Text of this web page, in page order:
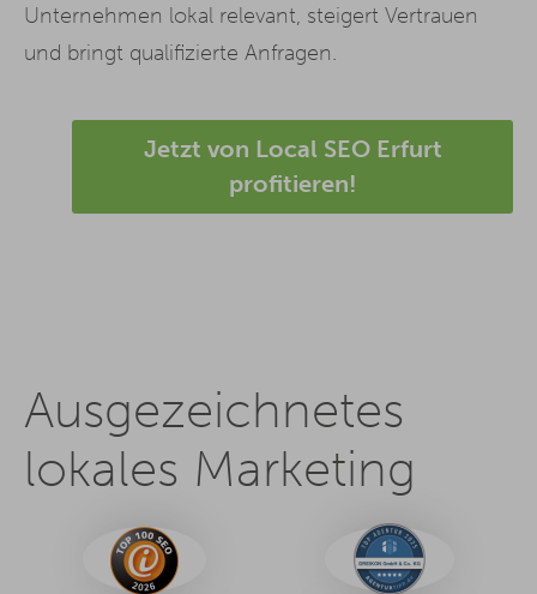
Unternehmen lokal relevant, steigert Vertrauen
und bringt qualifizierte Anfragen.
Jetzt von Local SEO Erfurt
profitieren!
Ausgezeichnetes
lokales Marketing